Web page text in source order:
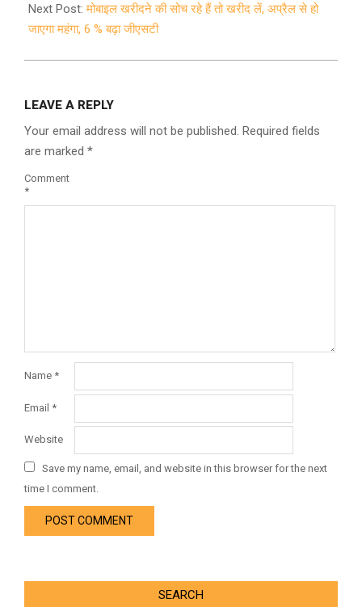
Next Post:मोबाइल खरीदने की सोच रहे हैं तो खरीद लें, अप्रैल से हो
जाएगा महंगा, 6 % बढ़ा जीएसटी
LEAVE A REPLY
Your email address will not be published. Required fields
are marked *
Comment
*
Name *
Email *
Website
Save my name, email, and website in this browser for the next
time I comment.
SEARCH